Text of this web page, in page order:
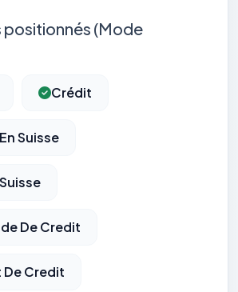
(Mode
Crédit
Suisse
De Credit
De Credit